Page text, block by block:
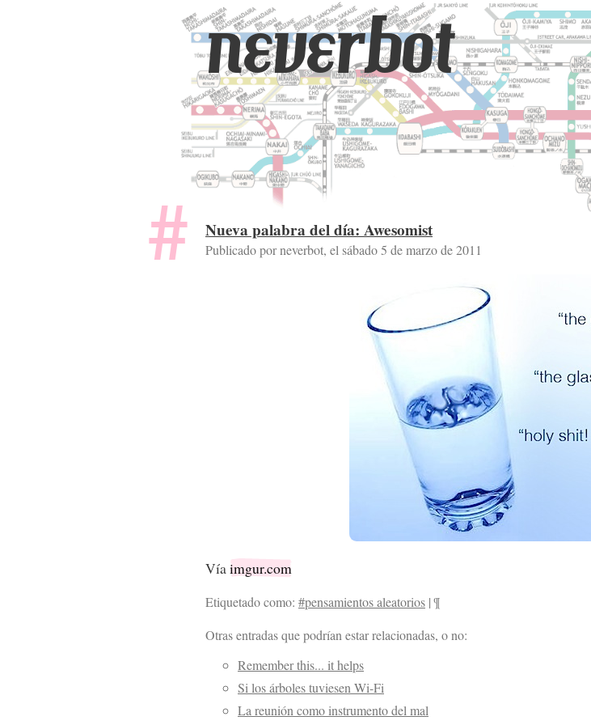
neverbot
Nueva palabra del día: Awesomist
Publicado por neverbot, el sábado 5 de marzo de 2011
Víaimgur.com
Etiquetado como: #pensamientos aleatorios |¶
Otras entradas que podrían estar relacionadas, o no:
Remember this... it helps
Si los árboles tuviesen Wi-Fi
La reunión como instrumento del mal